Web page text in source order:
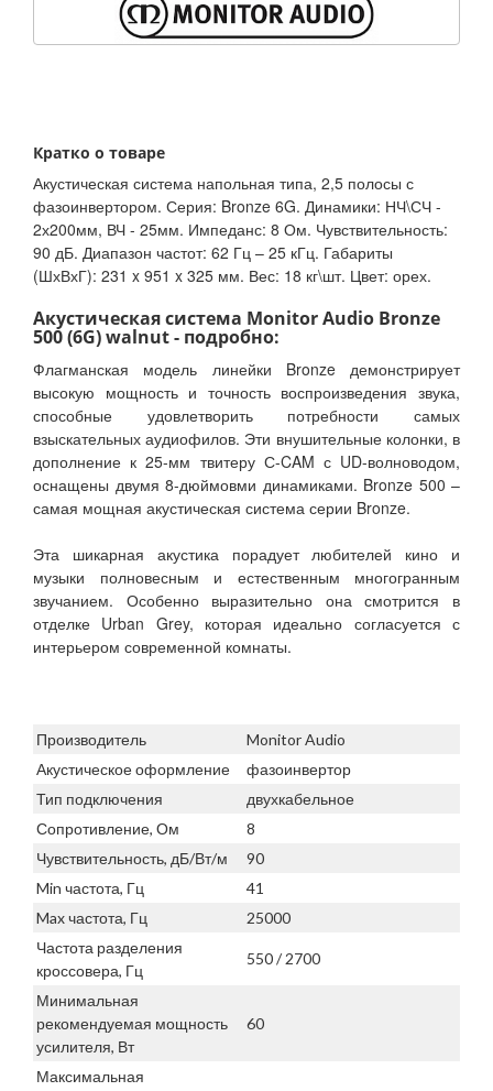
Кратко о товаре
Акустическая система напольная типа, 2,5 полосы с
фазоинвертором. Серия: Bronze 6G. Динамики: НЧ\СЧ -
2х200мм, ВЧ - 25мм. Импеданс: 8 Ом. Чувствительность:
90 дБ. Диапазон частот: 62 Гц – 25 кГц. Габариты
(ШхВхГ): 231 x 951 x 325 мм. Вес: 18 кг\шт. Цвет: орех.
Акустическая система Monitor Audio Bronze
500 (6G) walnut - подробно:
Флагманская модель линейки Bronze демонстрирует
высокую мощность и точность воспроизведения звука,
способные удовлетворить потребности самых
взыскательных аудиофилов. Эти внушительные колонки, в
дополнение к 25-мм твитеру С-CAM с UD-волноводом,
оснащены двумя 8-дюймовми динамиками. Bronze 500 –
самая мощная акустическая система серии Bronze.
Эта шикарная акустика порадует любителей кино и
музыки полновесным и естественным многогранным
звучанием. Особенно выразительно она смотрится в
отделке Urban Grey, которая идеально согласуется с
интерьером современной комнаты.
Производитель
Monitor Audio
Акустическое оформление
фазоинвертор
Тип подключения
двухкабельное
Сопротивление, Ом
8
Чувствительность, дБ/Вт/м
90
Min частота, Гц
41
Max частота, Гц
25000
Частота разделения
кроссовера, Гц
550 / 2700
Минимальная
рекомендуемая мощность
усилителя, Вт
60
Максимальная